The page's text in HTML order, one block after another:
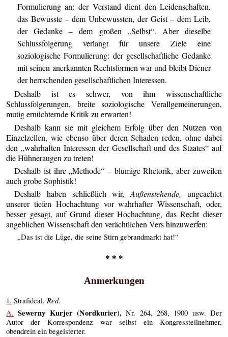
Formulierung an: der Verstand dient den Leidenschaften,
das Bewusste – dem Unbewussten, der Geist – dem Leib,
der Gedanke – dem großen „Selbst“. Aber dieselbe
Schlussfolgerung verlangt für unsere Ziele eine
soziologische Formulierung: der gesellschaftliche Gedanke
mit seinen anerkannten Rechtsformen war und bleibt Diener
der herrschenden gesellschaftlichen Interessen.
Deshalb ist es schwer, von ihm wissenschaftliche
Schlussfolgerungen, breite soziologische Verallgemeinerungen,
mutig ernüchternde Kritik zu erwarten!
Deshalb kann sie mit gleichem Erfolg über den Nutzen von
Einzelzellen, wie ebenso über deren Schaden reden, ohne dabei
den „wahrhaften Interessen der Gesellschaft und des Staates“ auf
die Hühneraugen zu treten!
Deshalb ist ihre „Methode“ – blumige Rhetorik, aber zuweilen
auch grobe Sophistik!
Deshalb haben schließlich wir,Außenstehende, ungeachtet
unserer tiefen Hochachtung vor wahrhafter Wissenschaft, oder,
besser gesagt, auf Grund dieser Hochachtung, das Recht dieser
angeblichen Wissenschaft den verächtlichen Vers hinzuwerfen:
„Das ist die Lüge, die seine Stirn gebrandmarkt hat!“
* * *
Anmerkungen
1. Strafideal.Red.
A. Sewerny Kurjer (Nordkurier), Nr. 264, 268, 1900 usw. Der
Autor der Korrespondenz war selbst ein Kongressteilnehmer,
obendrein ein begeisterter.